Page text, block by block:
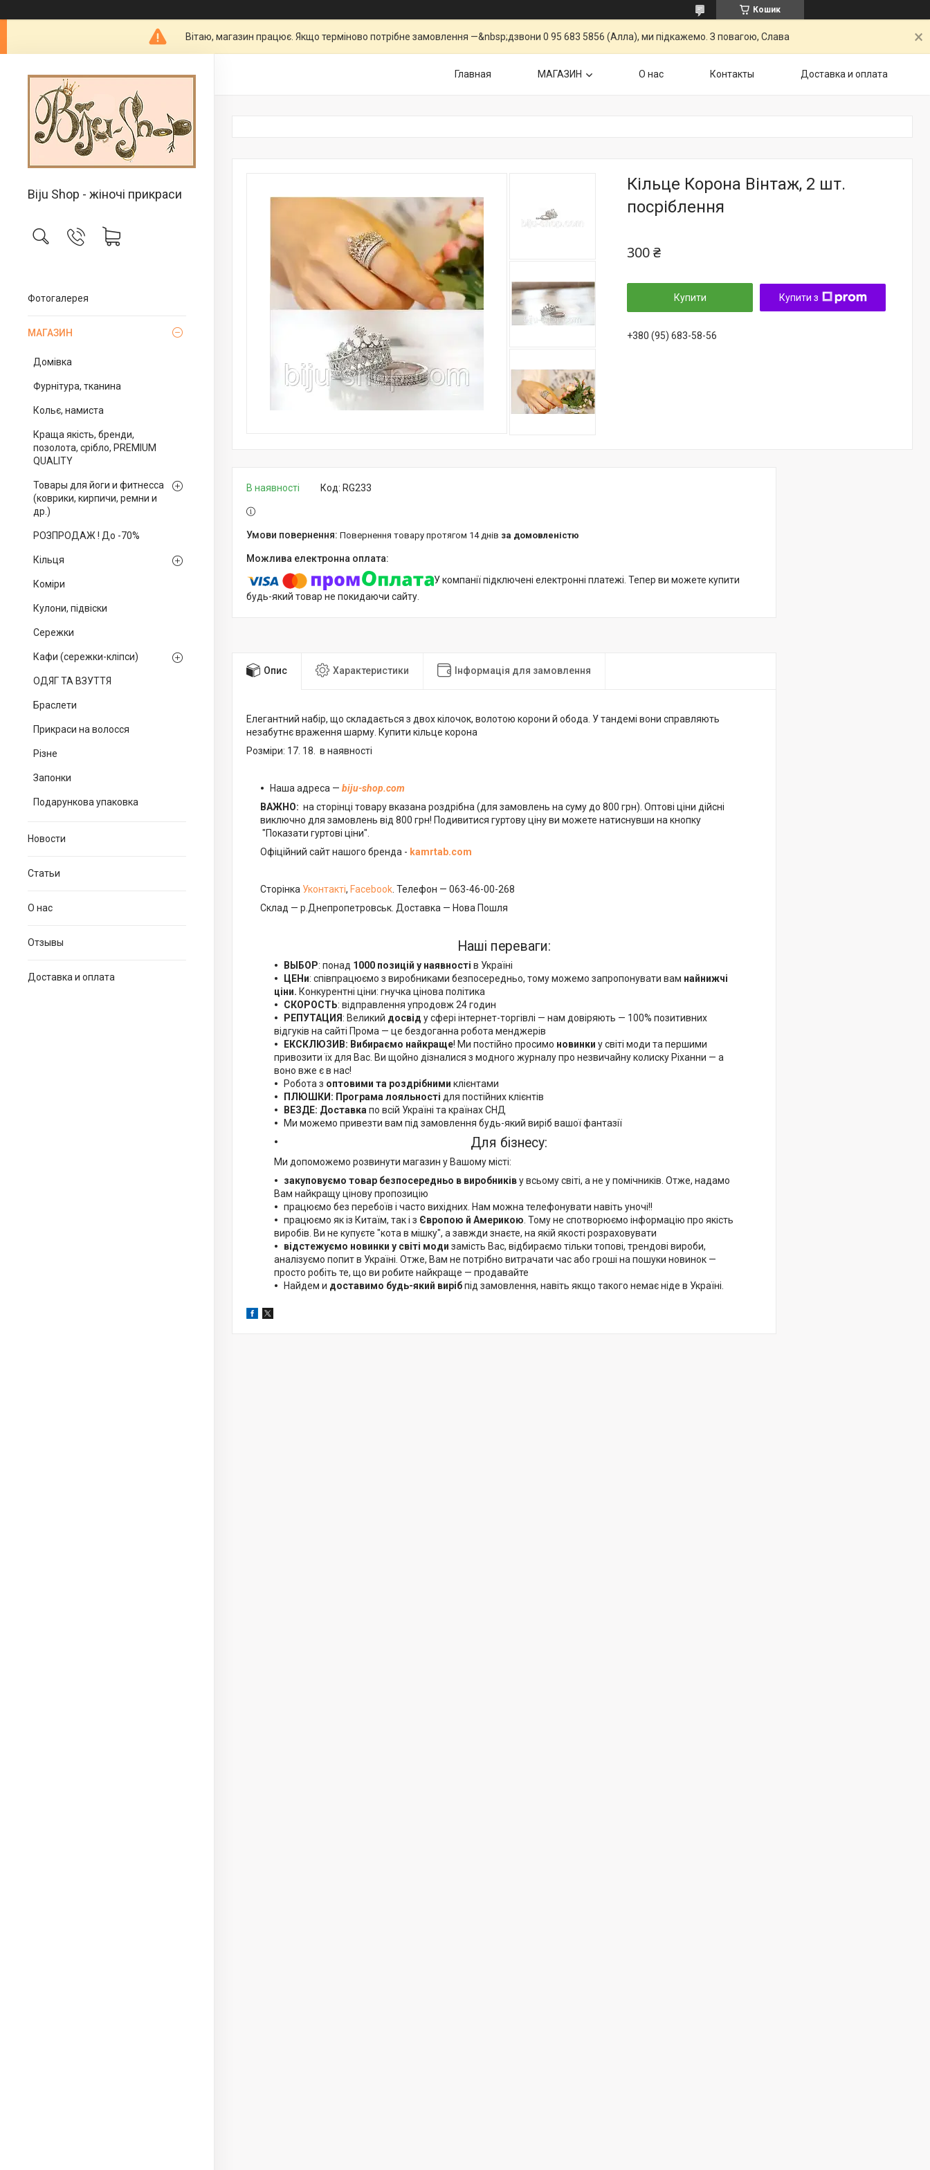
Кошик
Вітаю, магазин працює. Якщо терміново потрібне замовлення —&nbsp;дзвони 0 95 683 5856 (Алла), ми підкажемо. З повагою, Слава
Biju Shop - жіночі прикраси
Фотогалерея
МАГАЗИН
Домівка
Фурнітура, тканина
Кольє, намиста
Краща якість, бренди,
позолота, срібло, PREMIUM
QUALITY
Товары для йоги и фитнесса
(коврики, кирпичи, ремни и
др.)
РОЗПРОДАЖ ! До -70%
Кільця
Коміри
Кулони, підвіски
Сережки
Кафи (сережки-кліпси)
ОДЯГ ТА ВЗУТТЯ
Браслети
Прикраси на волосся
Різне
Запонки
Подарункова упаковка
Новости
Статьи
О нас
Отзывы
Доставка и оплата
Главная МАГАЗИН О нас Контакты Доставка и оплата
Кільце Корона Вінтаж, 2 шт.
посріблення
300 ₴
Купити Купити з
+380 (95) 683-58-56
В наявності Код: RG233
повернення товару протягом 14 днів за домовленістю
У компанії підключені електронні платежі. Тепер ви можете купити
будь-який товар не покидаючи сайту.
Опис Характеристики Інформація для замовлення
Елегантний набір, що складається з двох кілочок, волотою корони й обода. У тандемі вони справляють
незабутнє враження шарму. Купити кільце корона
Розміри: 17. 18. в наявності
Наша адреса — biju-shop.com
ВАЖНО: на сторінці товару вказана роздрібна (для замовлень на суму до 800 грн). Оптові ціни дійсні
виключно для замовлень від 800 грн! Подивитися гуртову ціну ви можете натиснувши на кнопку
"Показати гуртові ціни".
Офіційний сайт нашого бренда - kamrtab.com
Сторінка Уконтакті, Facebook. Телефон — 063-46-00-268
Склад — р.Днепропетровськ. Доставка — Нова Пошля
Наші переваги:
ВЫБОР: понад 1000 позицій у наявності в Україні
ЦЕНи: співпрацюємо з виробниками безпосередньо, тому можемо запропонувати вам найнижчі
ціни. Конкурентні ціни: гнучка цінова політика
СКОРОСТЬ: відправлення упродовж 24 годин
РЕПУТАЦИЯ: Великий досвід у сфері інтернет-торгівлі — нам довіряють — 100% позитивних
відгуків на сайті Прома — це бездоганна робота менджерів
ЕКСКЛЮЗИВ: Вибираємо найкраще! Ми постійно просимо новинки у світі моди та першими
привозити їх для Вас. Ви щойно дізналися з модного журналу про незвичайну колиску Ріханни — а
воно вже є в нас!
Робота з оптовими та роздрібними клієнтами
ПЛЮШКИ: Програма лояльності для постійних клієнтів
ВЕЗДЕ: Доставкапо всій Україні та країнах СНД
Ми можемо привезти вам під замовлення будь-який виріб вашої фантазії
Для бізнесу:
Ми допоможемо розвинути магазин у Вашому місті:
закуповуємо товар безпосередньо в виробниківу всьому світі, а не у помічників. Отже, надамо
Вам найкращу цінову пропозицію
працюємо без перебоїв і часто вихідних. Нам можна телефонувати навіть уночі!!
працюємо як із Китаїм, так і з Європою й Америкою . Тому не спотворюємо інформацію про якість
виробів. Ви не купуєте "кота в мішку", а завжди знаєте, на якій якості розраховувати
відстежуємо новинки у світі моди замість Вас, відбираємо тільки топові, трендові вироби,
аналізуємо попит в Україні. Отже, Вам не потрібно витрачати час або гроші на пошуки новинок —
просто робіть те, що ви робите найкраще — продавайте
Найдем и доставимо будь-який вирібпід замовлення, навіть якщо такого немає ніде в Україні.